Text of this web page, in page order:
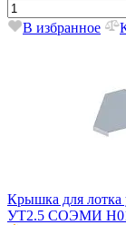
В избранное
Крышка для
УТ2.5 СОЭМИ